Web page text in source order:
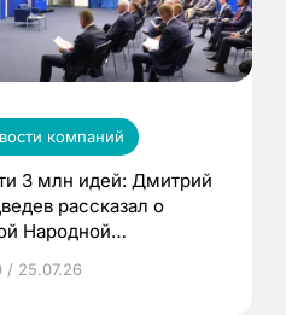
компаний
3 млн идей: Дмитрий
рассказал о
Народной
/ 25.07.26